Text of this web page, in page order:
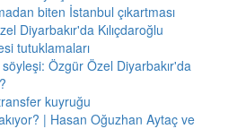
biten İstanbul çıkartması
Diyarbakır'da Kılıçdaroğlu
tutuklamaları
Özgür Özel Diyarbakır'da
kuyruğu
| Hasan Oğuzhan Aytaç ve